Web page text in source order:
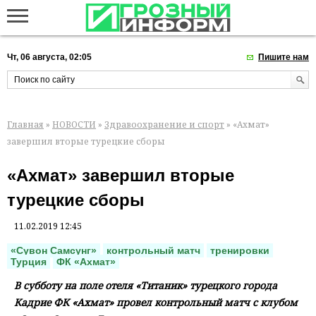
Чт, 06 августа, 02:05 Пишите нам
Главная » НОВОСТИ » Здравоохранение и спорт » «Ахмат»
завершил вторые турецкие сборы
«Ахмат» завершил вторые
турецкие сборы
11.02.2019 12:45
«Сувон Самсунг» контрольный матч
тренировки
Турция
ФК «Ахмат»
В субботу на поле отеля «Титаник» турецкого города
Кадрие ФК «Ахмат» провел контрольный матч с клубом